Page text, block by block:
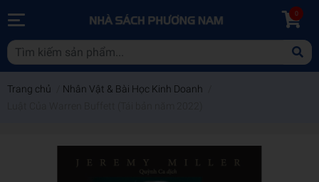
0
Trang chủ Nhân Vật & Bài Học Kinh Doanh